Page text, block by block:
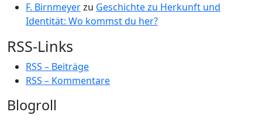
F. Birnmeyerzu Geschichte zu Herkunft und
Identität: Wo kommst du her?
RSS-Links
RSS – Beiträge
RSS – Kommentare
Blogroll